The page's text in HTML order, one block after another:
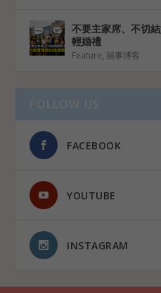
不要主家席、不切
輕婚禮
Feature, 囍事博客
FACEBOOK
YOUTUBE
INSTAGRAM